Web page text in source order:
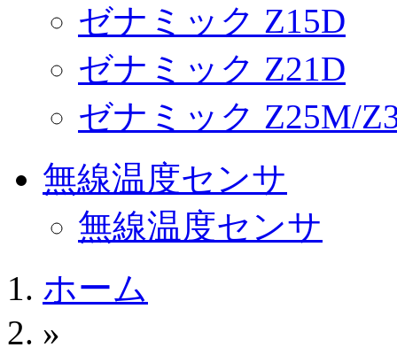
ゼナミック Z15D
ゼナミック Z21D
ゼナミック Z25M/
無線温度センサ
無線温度センサ
ホーム
»